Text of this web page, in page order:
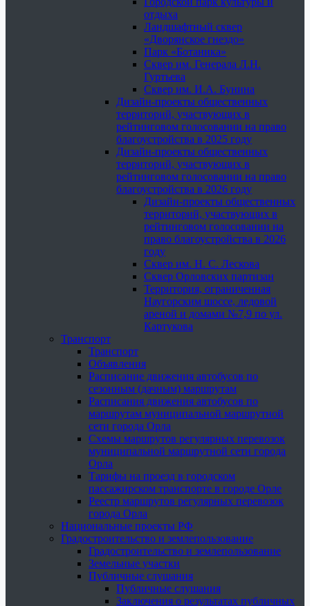
отдыха
Ландшафтный сквер
«Дворянское гнездо»
Парк «Ботаника»
Сквер им. Генерала Л.Н.
Гуртьева
Сквер им. И.А. Бунина
Дизайн-проекты общественных
территорий, участвующих в
рейтинговом голосовании на право
благоустройства в 2025 году
Дизайн-проекты общественных
территорий, участвующих в
рейтинговом голосовании на право
благоустройства в 2026 году
Дизайн-проекты общественных
территорий, участвующих в
рейтинговом голосовании на
право благоустройства в 2026
году
Сквер им. Н. С. Лескова
Сквер Орловских партизан
Территория, ограниченная
Наугорским шоссе, ледовой
ареной и домами №7,9 по ул.
Картукова
Транспорт
Транспорт
Объявления
Расписание движения автобусов по
сезонным (дачным) маршрутам
Расписания движения автобусов по
маршрутам муниципальной маршрутной
сети города Орла
Схемы маршрутов регулярных перевозок
муниципальной маршрутной сети города
Орла
Тарифы на проезд в городском
пассажирском транспорте в городе Орле
Реестр маршрутов регулярных перевозок
города Орла
Национальные проекты РФ
Градостроительство и землепользование
Градостроительство и землепользование
Земельные участки
Публичные слушания
Публичные слушания
Заключения о результатах публичных